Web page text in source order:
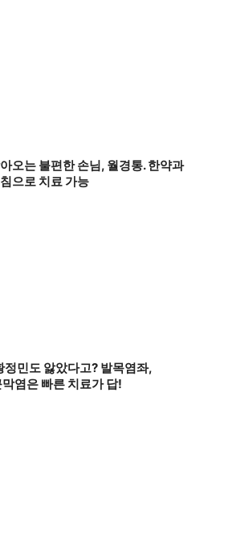
오는 불편한 손님, 월경통. 한약과
침으로 치료 가능
정민도 앓았다고? 발목염좌,
염은 빠른 치료가 답!